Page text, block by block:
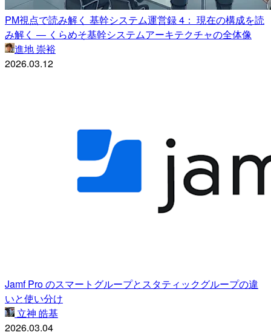
PM視点で読み解く 基幹システム運営録 4： 現在の構成を読
み解く — くらめそ基幹システムアーキテクチャの全体像
進地 崇裕
2026.03.12
Jamf Pro のスマートグループとスタティックグループの違
いと使い分け
立神 皓基
2026.03.04